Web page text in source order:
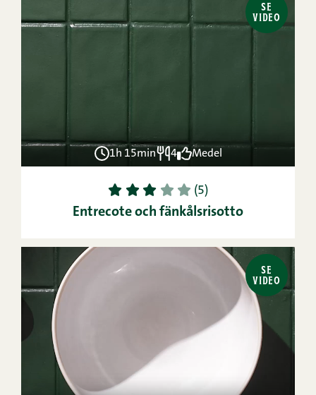
SE
VIDEO
1h 15min 4 Medel
1 2 3 4 5 (5)
Entrecote och fänkålsrisotto
SE
VIDEO